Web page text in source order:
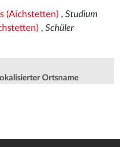
(Aichstetten), Studium
, Schüler
Ortsname